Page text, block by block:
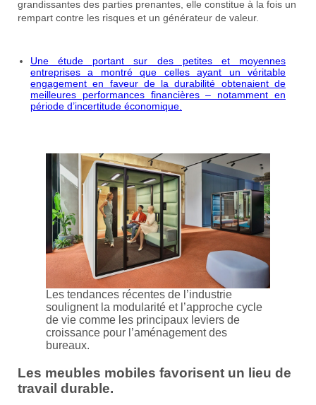
grandissantes des parties prenantes, elle constitue à la fois un
rempart contre les risques et un générateur de valeur.
Une étude portant sur des petites et moyennes
entreprises a montré que celles ayant un véritable
engagement en faveur de la durabilité obtenaient de
meilleures performances financières – notamment en
période d’incertitude économique.
Les tendances récentes de l’industrie
soulignent la modularité et l’approche cycle
de vie comme les principaux leviers de
croissance pour l’aménagement des
bureaux.
Les meubles mobiles favorisent un lieu de
travail durable.